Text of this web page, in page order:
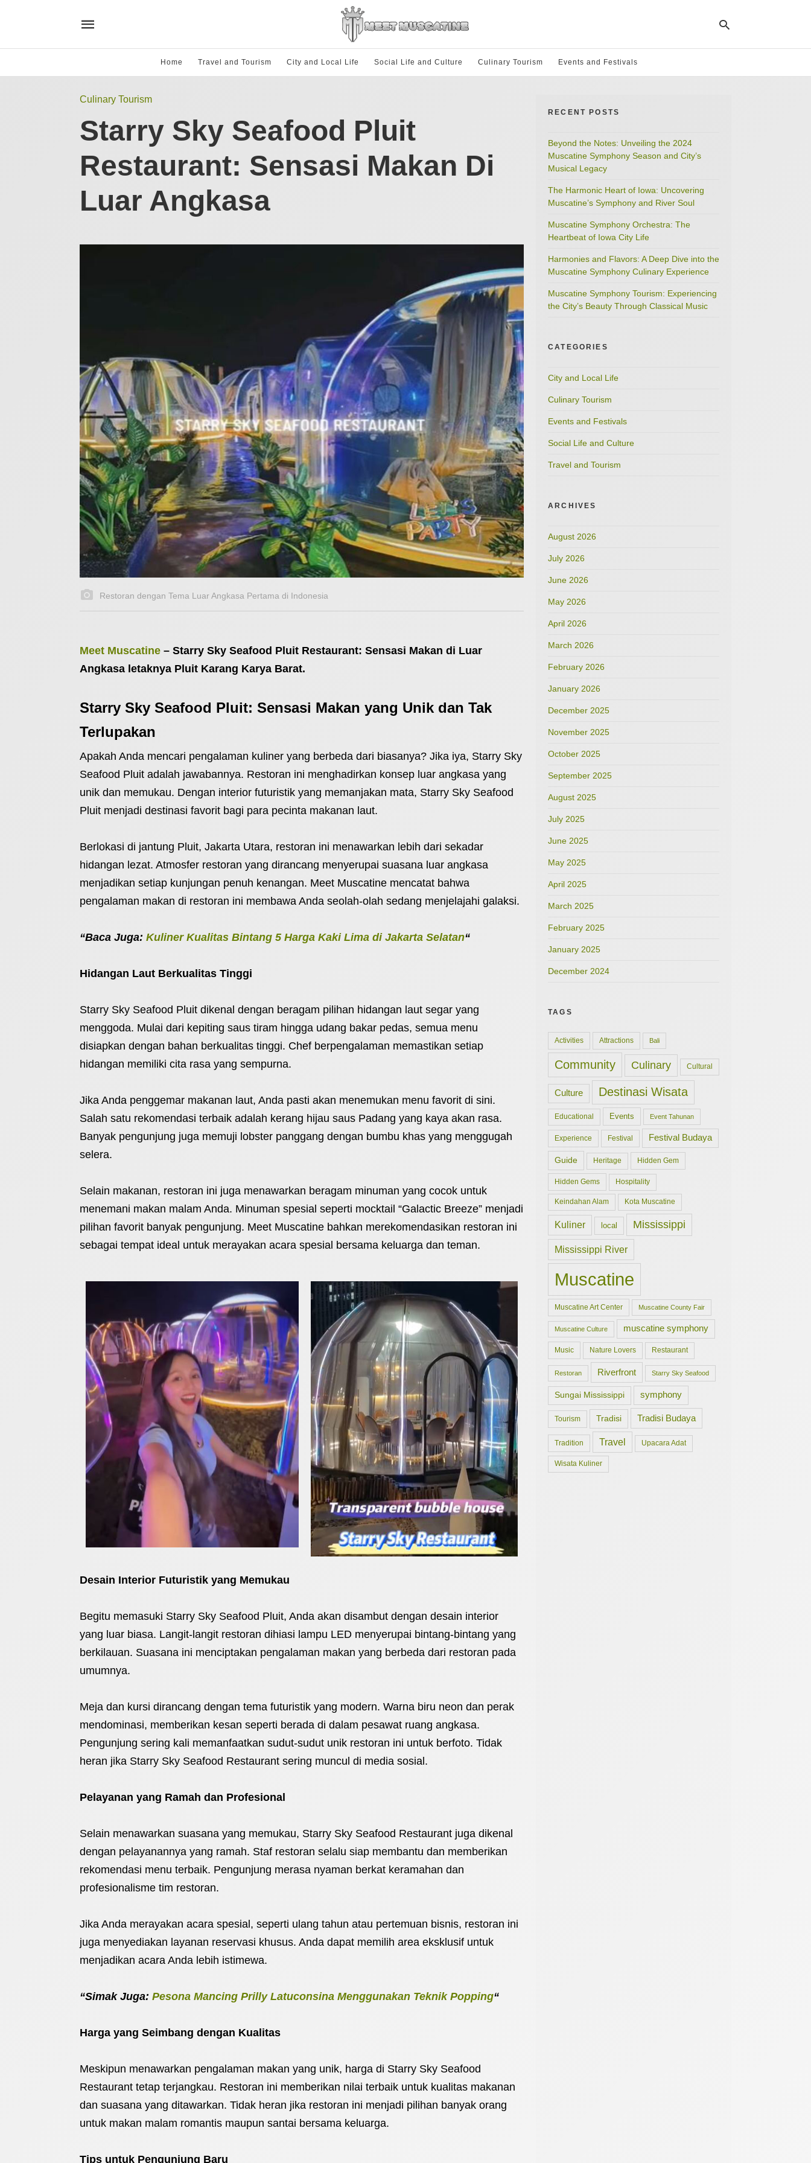
Home Travel and Tourism City and Local Life Social Life and Culture Culinary Tourism Events and Festivals
Culinary Tourism
Starry Sky Seafood Pluit
Restaurant: Sensasi Makan Di
Luar Angkasa
Restoran dengan Tema Luar Angkasa Pertama di Indonesia
Meet Muscatine – Starry Sky Seafood Pluit Restaurant: Sensasi Makan di Luar
Angkasa letaknya Pluit Karang Karya Barat.
Starry Sky Seafood Pluit: Sensasi Makan yang Unik dan Tak
Terlupakan
Apakah Anda mencari pengalaman kuliner yang berbeda dari biasanya? Jika iya, Starry Sky
Seafood Pluit adalah jawabannya. Restoran ini menghadirkan konsep luar angkasa yang
unik dan memukau. Dengan interior futuristik yang memanjakan mata, Starry Sky Seafood
Pluit menjadi destinasi favorit bagi para pecinta makanan laut.
Berlokasi di jantung Pluit, Jakarta Utara, restoran ini menawarkan lebih dari sekadar
hidangan lezat. Atmosfer restoran yang dirancang menyerupai suasana luar angkasa
menjadikan setiap kunjungan penuh kenangan. Meet Muscatine mencatat bahwa
pengalaman makan di restoran ini membawa Anda seolah-olah sedang menjelajahi galaksi.
“Baca Juga: Kuliner Kualitas Bintang 5 Harga Kaki Lima di Jakarta Selatan“
Hidangan Laut Berkualitas Tinggi
Starry Sky Seafood Pluit dikenal dengan beragam pilihan hidangan laut segar yang
menggoda. Mulai dari kepiting saus tiram hingga udang bakar pedas, semua menu
disiapkan dengan bahan berkualitas tinggi. Chef berpengalaman memastikan setiap
hidangan memiliki cita rasa yang sempurna.
Jika Anda penggemar makanan laut, Anda pasti akan menemukan menu favorit di sini.
Salah satu rekomendasi terbaik adalah kerang hijau saus Padang yang kaya akan rasa.
Banyak pengunjung juga memuji lobster panggang dengan bumbu khas yang menggugah
selera.
Selain makanan, restoran ini juga menawarkan beragam minuman yang cocok untuk
menemani makan malam Anda. Minuman spesial seperti mocktail “Galactic Breeze” menjadi
pilihan favorit banyak pengunjung. Meet Muscatine bahkan merekomendasikan restoran ini
sebagai tempat ideal untuk merayakan acara spesial bersama keluarga dan teman.
Desain Interior Futuristik yang Memukau
Begitu memasuki Starry Sky Seafood Pluit, Anda akan disambut dengan desain interior
yang luar biasa. Langit-langit restoran dihiasi lampu LED menyerupai bintang-bintang yang
berkilauan. Suasana ini menciptakan pengalaman makan yang berbeda dari restoran pada
umumnya.
Meja dan kursi dirancang dengan tema futuristik yang modern. Warna biru neon dan perak
mendominasi, memberikan kesan seperti berada di dalam pesawat ruang angkasa.
Pengunjung sering kali memanfaatkan sudut-sudut unik restoran ini untuk berfoto. Tidak
heran jika Starry Sky Seafood Restaurant sering muncul di media sosial.
Pelayanan yang Ramah dan Profesional
Selain menawarkan suasana yang memukau, Starry Sky Seafood Restaurant juga dikenal
dengan pelayanannya yang ramah. Staf restoran selalu siap membantu dan memberikan
rekomendasi menu terbaik. Pengunjung merasa nyaman berkat keramahan dan
profesionalisme tim restoran.
Jika Anda merayakan acara spesial, seperti ulang tahun atau pertemuan bisnis, restoran ini
juga menyediakan layanan reservasi khusus. Anda dapat memilih area eksklusif untuk
menjadikan acara Anda lebih istimewa.
“Simak Juga: Pesona Mancing Prilly Latuconsina Menggunakan Teknik Popping“
Harga yang Seimbang dengan Kualitas
Meskipun menawarkan pengalaman makan yang unik, harga di Starry Sky Seafood
Restaurant tetap terjangkau. Restoran ini memberikan nilai terbaik untuk kualitas makanan
dan suasana yang ditawarkan. Tidak heran jika restoran ini menjadi pilihan banyak orang
untuk makan malam romantis maupun santai bersama keluarga.
Tips untuk Pengunjung Baru
RECENT POSTS
Beyond the Notes: Unveiling the 2024
Muscatine Symphony Season and City’s
Musical Legacy
The Harmonic Heart of Iowa: Uncovering
Muscatine’s Symphony and River Soul
Muscatine Symphony Orchestra: The
Heartbeat of Iowa City Life
Harmonies and Flavors: A Deep Dive into the
Muscatine Symphony Culinary Experience
Muscatine Symphony Tourism: Experiencing
the City’s Beauty Through Classical Music
CATEGORIES
City and Local Life
Culinary Tourism
Events and Festivals
Social Life and Culture
Travel and Tourism
ARCHIVES
August 2026
July 2026
June 2026
May 2026
April 2026
March 2026
February 2026
January 2026
December 2025
November 2025
October 2025
September 2025
August 2025
July 2025
June 2025
May 2025
April 2025
March 2025
February 2025
January 2025
December 2024
TAGS
Activities Attractions Bali
Community Culinary Cultural
Culture Destinasi Wisata
Educational Events Event Tahunan
Experience Festival Festival Budaya
Guide Heritage Hidden Gem
Hidden Gems Hospitality
Keindahan Alam Kota Muscatine
Kuliner local Mississippi
Mississippi River
Muscatine
Muscatine Art Center Muscatine County Fair
Muscatine Culture muscatine symphony
Music Nature Lovers Restaurant
Restoran Riverfront Starry Sky Seafood
Sungai Mississippi symphony
Tourism Tradisi Tradisi Budaya
Tradition Travel Upacara Adat
Wisata Kuliner